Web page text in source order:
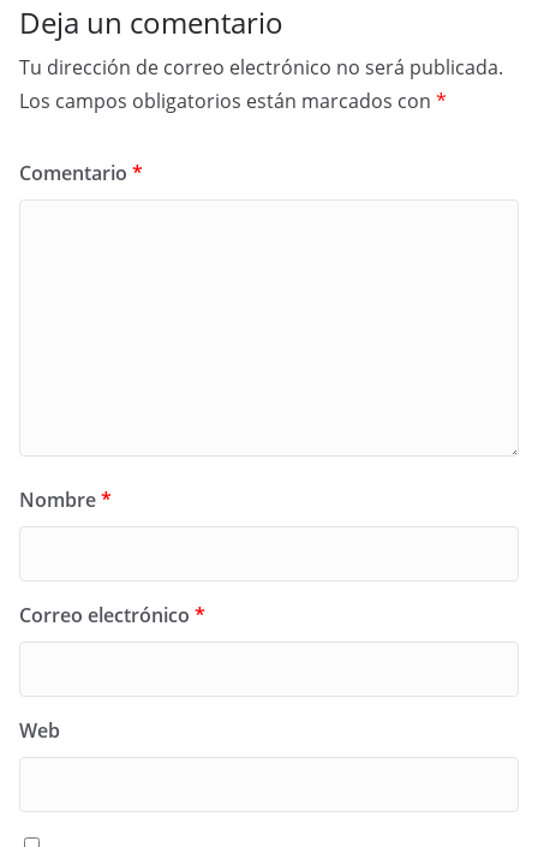
Deja un comentario
Tu dirección de correo electrónico no será publicada.
Los campos obligatorios están marcados con *
Comentario *
Nombre*
Correo electrónico *
Web